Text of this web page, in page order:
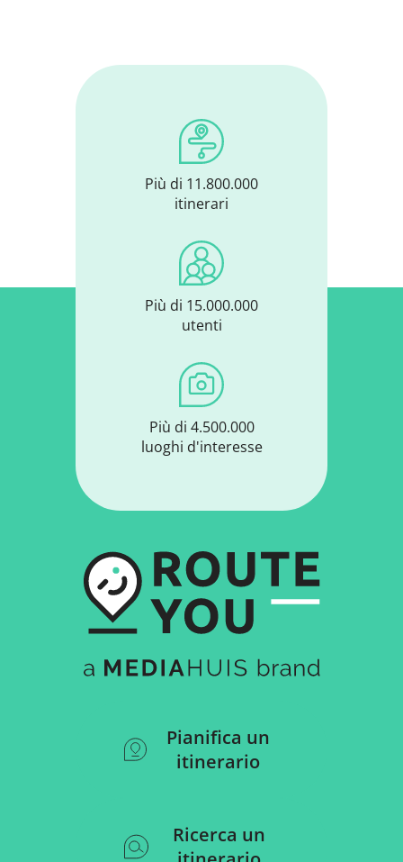
Più di 11.800.000
itinerari
Più di 15.000.000
utenti
Più di 4.500.000
luoghi d'interesse
Pianifica un
itinerario
Ricerca un